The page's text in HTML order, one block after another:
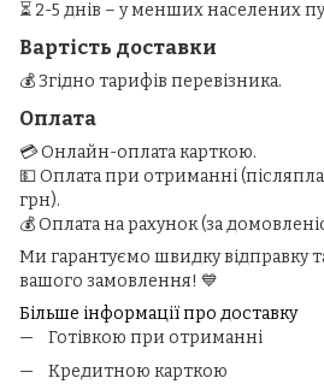
⏳ 2-5 днів – у менших населених
Вартість доставки
💰 Згідно тарифів перевізника.
Оплата
💳 Онлайн-оплата карткою.
💵 Оплата при отриманні
грн).
💰 Оплата на рахунок (за
Ми гарантуємо швидку відправку
вашого замовлення! 💙
Більше інформації про доставку
Готівкою при отриманні
Кредитною карткою